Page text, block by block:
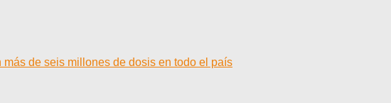
de seis millones de dosis en todo el país